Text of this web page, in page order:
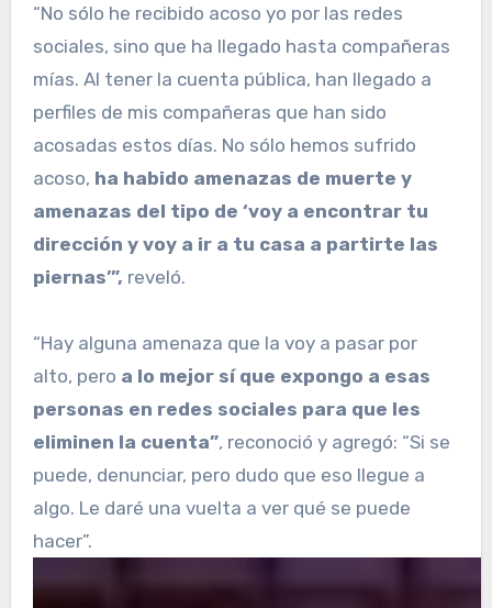
“No sólo he recibido acoso yo por las redes
sociales, sino que ha llegado hasta compañeras
mías. Al tener la cuenta pública, han llegado a
perfiles de mis compañeras que han sido
acosadas estos días. No sólo hemos sufrido
acoso, ha habido amenazas de muerte y
amenazas del tipo de ‘voy a encontrar tu
dirección y voy a ir a tu casa a partirte las
piernas’”, reveló.
“Hay alguna amenaza que la voy a pasar por
alto, pero a lo mejor sí que expongo a esas
personas en redes sociales para que les
eliminen la cuenta”, reconoció y agregó: “Si se
puede, denunciar, pero dudo que eso llegue a
algo. Le daré una vuelta a ver qué se puede
hacer”.